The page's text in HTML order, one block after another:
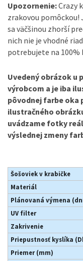
Upozornenie:Crazy
zrakovou pomôckou!
sa väčšinou zhorší
nich nie je vhodné
potrebujete na 100%
Uvedený obrázok u
výrobcom a je iba
pôvodnej farbe oka
ilustračného
uvádzame fotky
výslednej zmeny
Šošoviek v krabičke
Materiál
Plánovaná výmena
UV filter
Zakrivenie
Priepustnosť kyslíka
Priemer (mm)